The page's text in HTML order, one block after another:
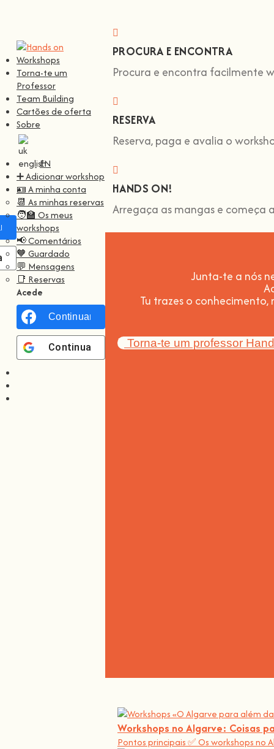
comFacebook
comGoogle
Workshops
Torna-te um
Professor
Team Building
Cartões de oferta
Sobre
EN
➕ Adicionar workshop
🪪 A minha conta
📆 As minhas reservas
🧑‍🏫 Os meus
workshops
📢 Comentários
🧡 Guardado
💬 Mensagens
📑 Reservas
Acede
Continuar com
Continuar comGoogle
PROCURA E ENCONTRA
Procura e encontra facilmente
RESERVA
Reserva, paga e avalia o
HANDS ON!
Arregaça as mangas e começa
Junta-te a nós
Tu trazes o
Torna-te um professor
Workshops no Algarve: Coisas
Pontos principais ✅ Os workshops